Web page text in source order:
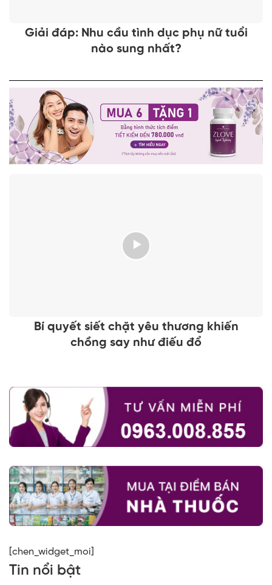
Giải đáp: Nhu cầu tình dục phụ nữ tuổi
nào sung nhất?
Bí quyết siết chặt yêu thương khiến
chồng say như điếu đổ
[chen_widget_moi]
Tin nổi bật